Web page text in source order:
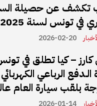
تكشف عن حصيلة
في تونس لسنة 2025
2026-02-20
– كيا تطلق في
بلقب سيارة العام
2026-01-14